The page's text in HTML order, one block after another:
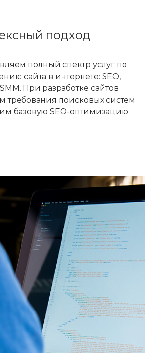
подход
полный спектр услуг по
сайта в интернете: SEO,
При разработке сайтов
требования поисковых систем
базовую SEO-оптимизацию